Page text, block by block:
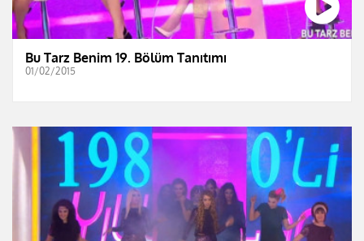
Bu Tarz Benim 19. Bölüm Tanıtımı
01/02/2015